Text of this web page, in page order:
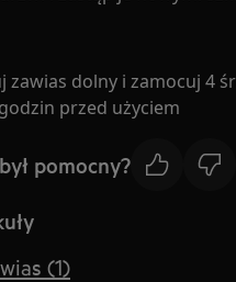
zawias dolny i zamocuj 4
przed użyciem
pomocny?
(1)